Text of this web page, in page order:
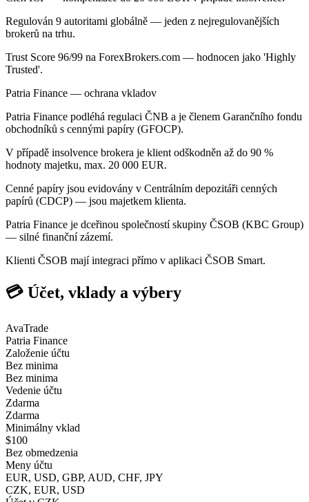
Regulován 9 autoritami globálně — jeden z nejregulovanějších
brokerů na trhu.
Trust Score 96/99 na ForexBrokers.com — hodnocen jako 'Highly
Trusted'.
Patria Finance — ochrana vkladov
Patria Finance podléhá regulaci ČNB a je členem Garančního fondu
obchodníků s cennými papíry (GFOCP).
V případě insolvence brokera je klient odškodněn až do 90 %
hodnoty majetku, max. 20 000 EUR.
Cenné papíry jsou evidovány v Centrálním depozitáři cenných
papírů (CDCP) — jsou majetkem klienta.
Patria Finance je dceřinou společností skupiny ČSOB (KBC Group)
— silné finanční zázemí.
Klienti ČSOB mají integraci přímo v aplikaci ČSOB Smart.
💳 Účet, vklady a výbery
AvaTrade
Patria Finance
Založenie účtu
Bez minima
Bez minima
Vedenie účtu
Zdarma
Zdarma
Minimálny vklad
$100
Bez obmedzenia
Meny účtu
EUR, USD, GBP, AUD, CHF, JPY
CZK, EUR, USD